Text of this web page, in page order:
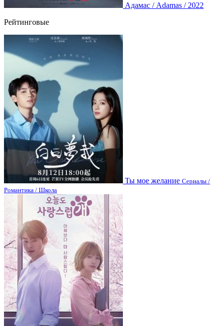
Адамас / Adamas / 2022
Рейтинговые
Ты мое желание Сериалы /
Романтика / Школа